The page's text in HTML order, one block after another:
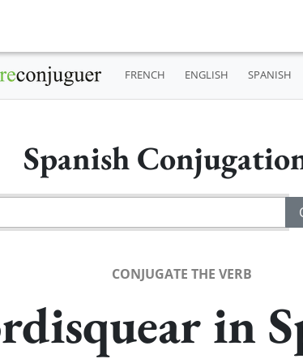
FRENCH ENGLISH SPANISH
Spanish
CONJUGATE THE VERB
in